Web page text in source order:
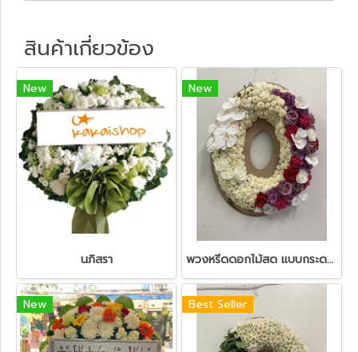
สินค้าเกี่ยวข้อง
New
นภิสรา
New
พวงหรีดดอกไม้สด แบบกระดาน
New Best Seller